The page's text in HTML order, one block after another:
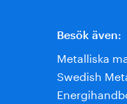
Besök även:
Metalliska
Swedish